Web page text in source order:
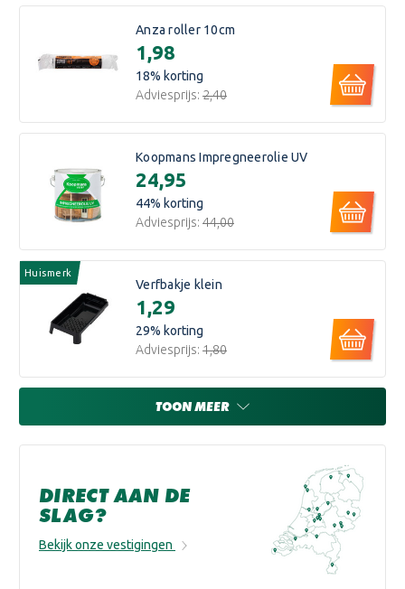
Anza roller 10cm
€1,98
18% korting
Adviesprijs: €2,40
Koopmans Impregneerolie UV
€24,95
44% korting
Adviesprijs: €44,00
Huismerk
Verfbakje klein
€1,29
29% korting
Adviesprijs: €1,80
TOON MEER
DIRECT AAN DE
SLAG?
Bekijk onze vestigingen